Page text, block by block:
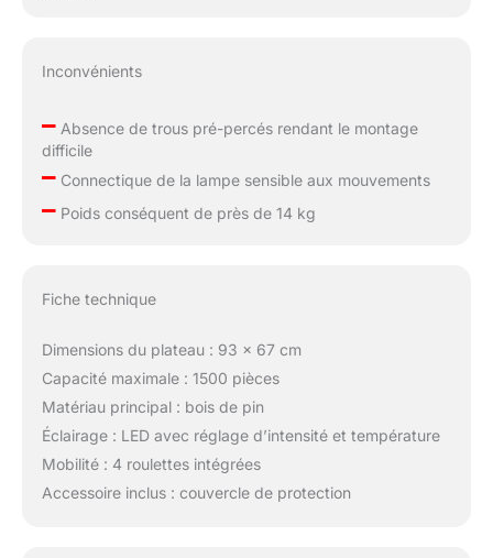
Inconvénients
–Absence de trous pré-percés rendant le montage
difficile
–Connectique de la lampe sensible aux mouvements
–Poids conséquent de près de 14 kg
Fiche technique
Dimensions du plateau : 93 x 67 cm
Capacité maximale : 1500 pièces
Matériau principal : bois de pin
Éclairage : LED avec réglage d’intensité et température
Mobilité : 4 roulettes intégrées
Accessoire inclus : couvercle de protection